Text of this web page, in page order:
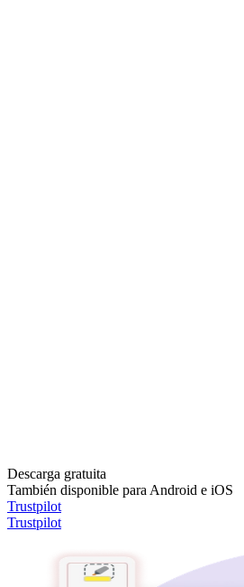
Descarga gratuita
También disponible para Android e iOS
Trustpilot
Trustpilot